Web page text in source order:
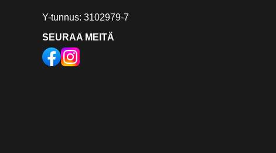
Y-tunnus: 3102979-7
SEURAA MEITÄ